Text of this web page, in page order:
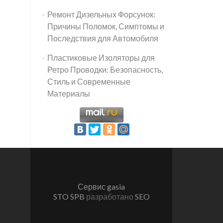
Ремонт Дизельных Форсунок:
Причины Поломок, Симптомы и
Последствия для Автомобиля
Пластиковые Изоляторы для
Ретро Проводки: Безопасность,
Стиль и Современные
Материалы
Сервис gasia
STO SPB разработано SEO